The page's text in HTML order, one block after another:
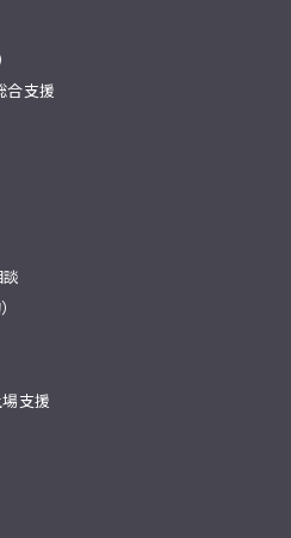
合支援
場支援